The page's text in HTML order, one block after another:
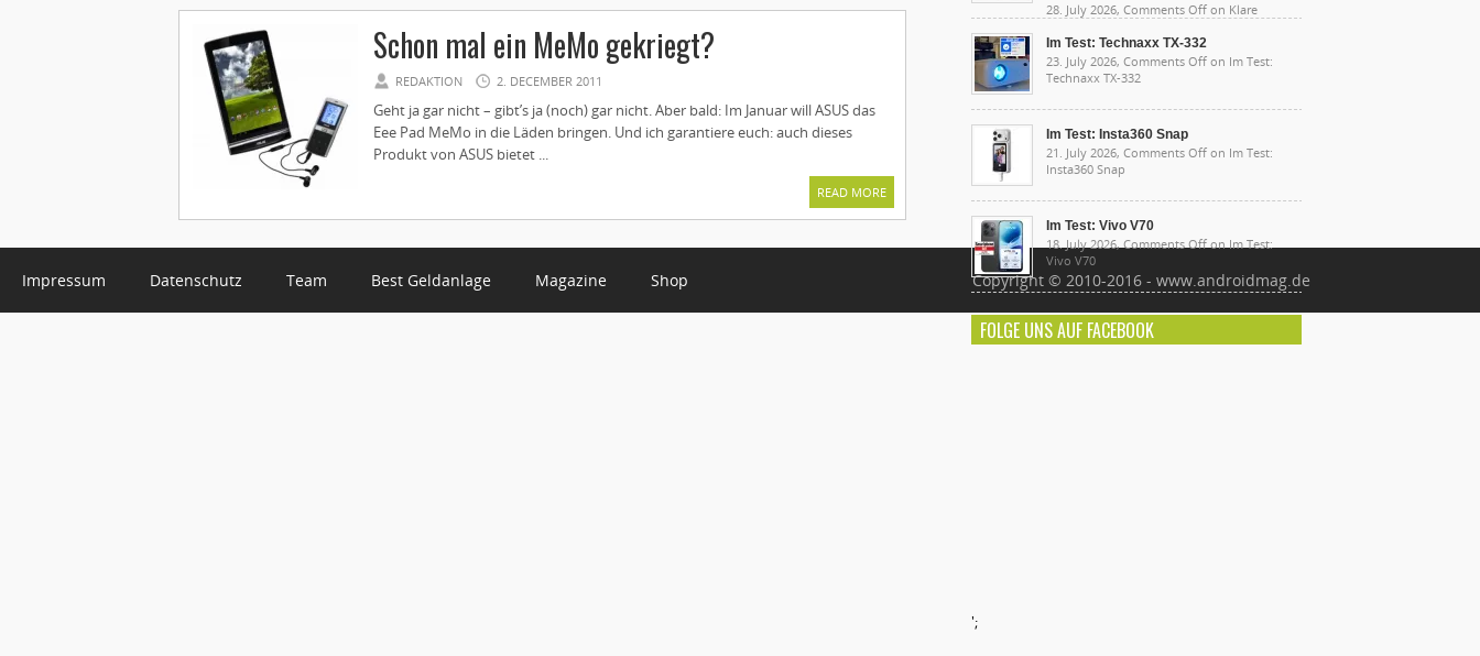
Schon mal ein MeMo gekriegt?
REDAKTION 2. DECEMBER 2011
Geht ja gar nicht – gibt’s ja (noch) gar nicht. Aber bald: Im Januar will ASUS das
Eee Pad MeMo in die Läden bringen. Und ich garantiere euch: auch dieses
Produkt von ASUS bietet ...
READ MORE
28. July 2026, Comments Off on Klare
unlimitierte Nutzung mit flexiblen Konditionen
Im Test: Technaxx TX-332
23. July 2026, Comments Off on Im Test:
Technaxx TX-332
Im Test: Insta360 Snap
21. July 2026, Comments Off on Im Test:
Insta360 Snap
Im Test: Vivo V70
18. July 2026,Comments Offon Im Test:
Vivo V70
FOLGE UNS AUF FACEBOOK
';
Impressum Datenschutz Team Best Geldanlage Magazine Shop Copyright © 2010-2016 - www.androidmag.de